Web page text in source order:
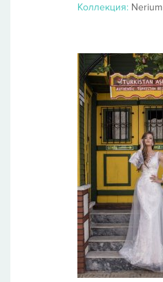
Коллекция: Nerium